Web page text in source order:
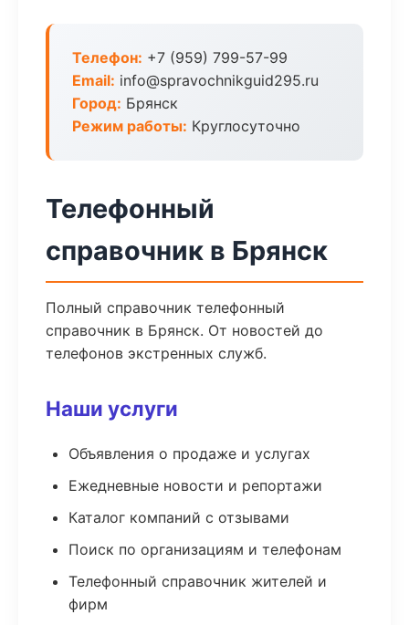
Телефон: +7 (959) 799-57-99
Email: info@spravochnikguid295.ru
Город: Брянск
Режим работы: Круглосуточно
Телефонный
справочник в Брянск
Полный справочник телефонный
справочник в Брянск. От новостей до
телефонов экстренных служб.
Наши услуги
Объявления о продаже и услугах
Ежедневные новости и репортажи
Каталог компаний с отзывами
Поиск по организациям и телефонам
Телефонный справочник жителей и
фирм